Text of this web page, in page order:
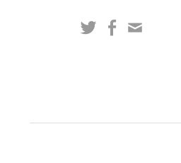
ス
TwitterFacebook